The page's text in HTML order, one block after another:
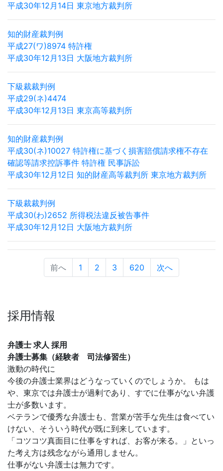
平成30年12月14日 東京地方裁判所
知的財産裁判例
平成27(ワ)8974 特許権
平成30年12月13日 大阪地方裁判所
下級裁裁判例
平成29(ネ)4474
平成30年12月13日 東京高等裁判所
知的財産裁判例
平成30(ネ)10027 特許権に基づく損害賠償請求権不存在
確認等請求控訴事件 特許権 民事訴訟
平成30年12月12日 知的財産高等裁判所 東京地方裁判所
下級裁裁判例
平成30(わ)2652 所得税法違反被告事件
平成30年12月12日 大阪地方裁判所
前へ 1 2 3 620 次へ
採用情報
弁護士 求人 採用
弁護士募集（経験者 司法修習生）
激動の時代に
今後の弁護士業界はどうなっていくのでしょうか。 もは
や、東京では弁護士が過剰であり、すでに仕事がない弁護
士が多数います。
ベテランで優秀な弁護士も、営業が苦手な先生は食べてい
けない、そういう時代が既に到来しています。
「コツコツ真面目に仕事をすれば、お客が来る。」といっ
た考え方は残念ながら通用しません。
仕事がない弁護士は無力です。